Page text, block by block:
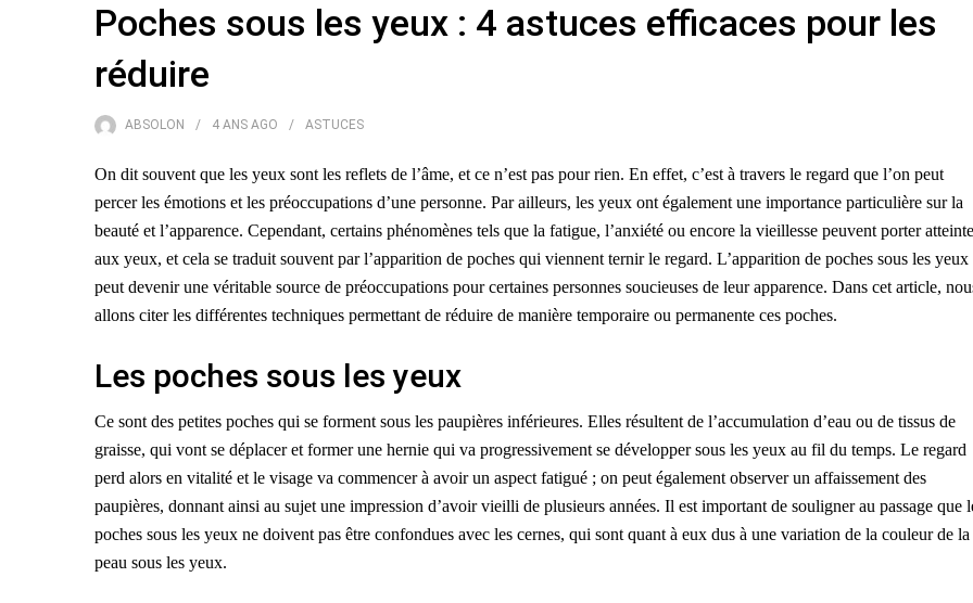
Poches sous les yeux : 4 astuces efficaces pour les
réduire
ABSOLON 4 ANS AGO ASTUCES
On dit souvent que les yeux sont les reflets de l’âme, et ce n’est pas pour rien. En effet, c’est à travers le regard que l’on peut
percer les émotions et les préoccupations d’une personne. Par ailleurs, les yeux ont également une importance particulière sur la
beauté et l’apparence. Cependant, certains phénomènes tels que la fatigue, l’anxiété ou encore la vieillesse peuvent porter atteinte
aux yeux, et cela se traduit souvent par l’apparition de poches qui viennent ternir le regard. L’apparition de poches sous les yeux
peut devenir une véritable source de préoccupations pour certaines personnes soucieuses de leur apparence. Dans cet article,
allons citer les différentes techniques permettant de réduire de manière temporaire ou permanente ces poches.
Les poches sous les yeux
Ce sont des petites poches qui se forment sous les paupières inférieures. Elles résultent de l’accumulation d’eau ou de tissus de
graisse, qui vont se déplacer et former une hernie qui va progressivement se développer sous les yeux au fil du temps. Le regard
perd alors en vitalité et le visage va commencer à avoir un aspect fatigué ; on peut également observer un affaissement des
paupières, donnant ainsi au sujet une impression d’avoir vieilli de plusieurs années. Il est important de souligner au passage que
poches sous les yeux ne doivent pas être confondues avec les cernes, qui sont quant à eux dus à une variation de la couleur de la
peau sous les yeux.